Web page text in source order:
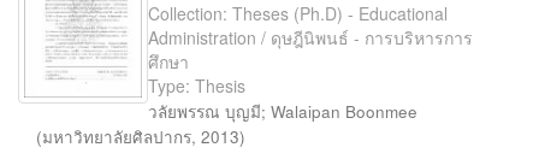
Collection: Theses (Ph.D) - Educational
Administration / ดุษฎีนิพนธ์ - การบริหารการ
ศึกษา
Type: Thesis
วลัยพรรณ บุญมี; Walaipan Boonmee
(มหาวิทยาลัยศิลปากร, 2013)